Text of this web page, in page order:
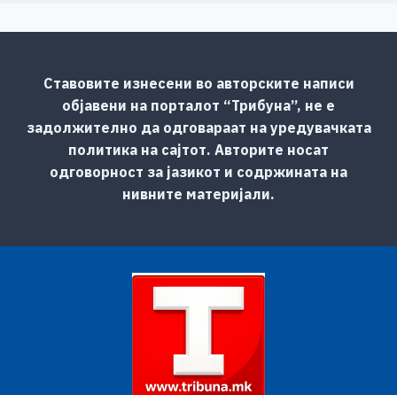
Ставовите изнесени во авторските написи
објавени на порталот “Трибуна”, не е
задолжително да одговараат на уредувачката
политика на сајтот. Авторите носат
одговорност за јазикот и содржината на
нивните материјали.